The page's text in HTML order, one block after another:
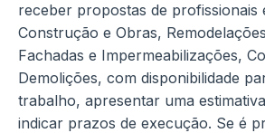
receber propostas de profissionais
Construção e Obras,
Fachadas e Impermeabilizações,
Demolições, com disponibilidade
trabalho, apresentar uma
indicar prazos de execução. Se é